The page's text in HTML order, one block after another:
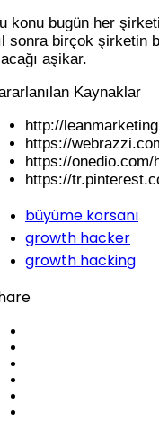
konu bugün her
sonra birçok şirketin
aşikar.
Kaynaklar
http://
https://
https://onedio.com/
https://
büyüme korsanı
growth hacker
growth hacking